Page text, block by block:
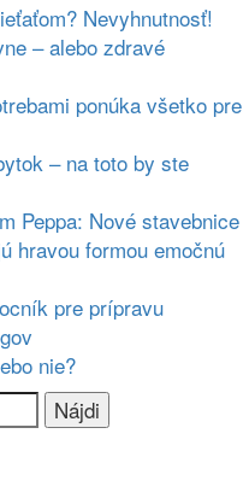
Nevyhnutnosť!
– alebo zdravé
ponúka všetko pre
– na toto by ste
Peppa: Nové stavebnice
hravou formou emočnú
pre prípravu
nie?